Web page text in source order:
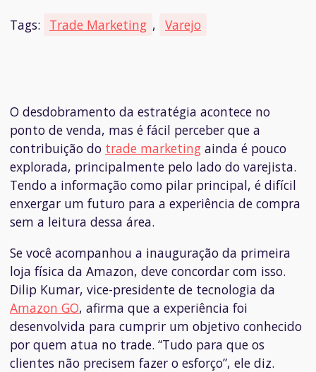
Tags: Trade Marketing , Varejo
O desdobramento da estratégia acontece no
ponto de venda, mas é fácil perceber que a
contribuição do trade marketing ainda é pouco
explorada, principalmente pelo lado do varejista.
Tendo a informação como pilar principal, é difícil
enxergar um futuro para a experiência de compra
sem a leitura dessa área.
Se você acompanhou a inauguração da primeira
loja física da Amazon, deve concordar com isso.
Dilip Kumar, vice-presidente de tecnologia da
Amazon GO, afirma que a experiência foi
desenvolvida para cumprir um objetivo conhecido
por quem atua no trade. “Tudo para que os
clientes não precisem fazer o esforço”, ele diz.